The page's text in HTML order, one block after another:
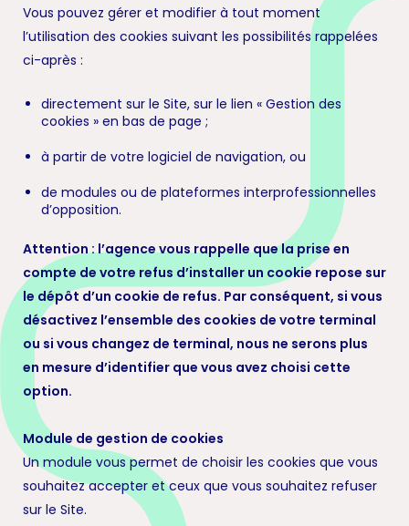
Vous pouvez gérer et modifier à tout moment
l’utilisation des cookies suivant les possibilités rappelées
ci-après :
directement sur le Site, sur le lien « Gestion des
cookies » en bas de page ;
à partir de votre logiciel de navigation, ou
de modules ou de plateformes interprofessionnelles
d’opposition.
Attention : l’agence vous rappelle que la prise en
compte de votre refus d’installer un cookie repose sur
le dépôt d’un cookie de refus. Par conséquent, si vous
désactivez l’ensemble des cookies de votre terminal
ou si vous changez de terminal, nous ne serons plus
en mesure d’identifier que vous avez choisi cette
option.
Module de gestion de cookies
Un module vous permet de choisir les cookies que vous
souhaitez accepter et ceux que vous souhaitez refuser
sur le Site.